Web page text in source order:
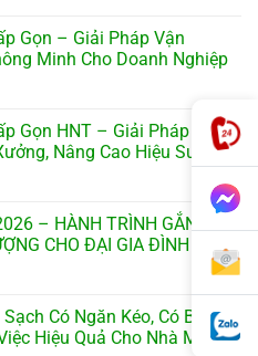
Gọn – Giải Pháp Vận
Minh Cho Doanh Nghiệp
Gọn HNT – Giải Pháp Tối
Nâng Cao Hiệu Suất
– HÀNH TRÌNH GẮN KẾT,
CHO ĐẠI GIA ĐÌNH CƠ
Có Ngăn Kéo, Có Bánh
Hiệu Quả Cho Nhà Máy